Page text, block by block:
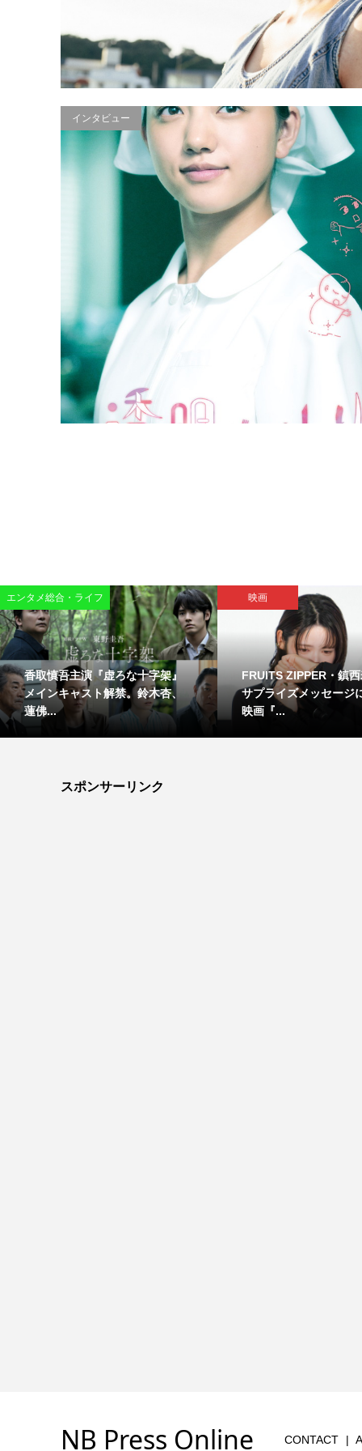
インタビュー
エンタメ総合・ライフ
香取慎吾主演『虚ろな十字架』
メインキャスト解禁。鈴木杏、
蓮佛...
映画
FRUITS ZIPPER・鎮
サプライズメッセージ
映画『...
スポンサーリンク
NB Press Online CONTACT